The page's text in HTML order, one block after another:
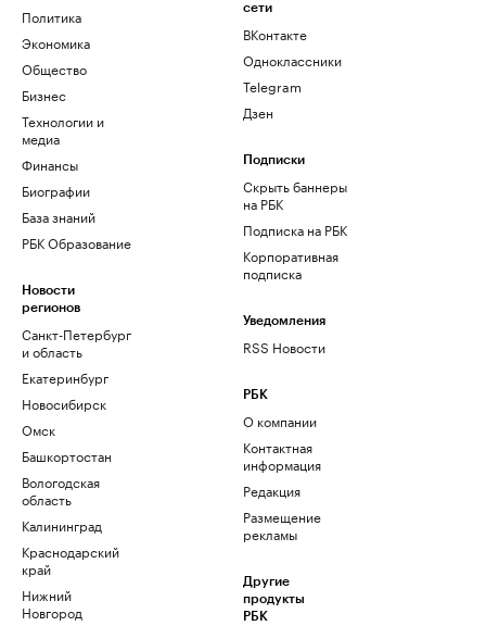
Политика
Экономика
Общество
Бизнес
Технологии и
медиа
Финансы
Биографии
База знаний
РБК Образование
Новости
регионов
Санкт-Петербург
и область
Екатеринбург
Новосибирск
Омск
Башкортостан
Вологодская
область
Калининград
Краснодарский
край
Нижний
Новгород
сети
ВКонтакте
Одноклассники
Telegram
Дзен
Подписки
Скрыть баннеры
на РБК
Подписка на РБК
Корпоративная
подписка
Уведомления
RSS Новости
РБК
О компании
Контактная
информация
Редакция
Размещение
рекламы
Другие
продукты
РБК